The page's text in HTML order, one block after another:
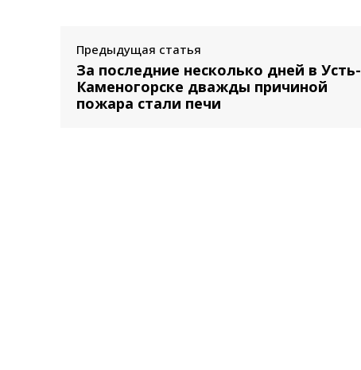
Предыдущая статья
За последние несколько дней в Усть-
Каменогорске дважды причиной
пожара стали печи